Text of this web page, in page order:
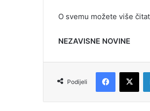
O svemu možete više
NEZAVISNE NOVINE
Podijeli